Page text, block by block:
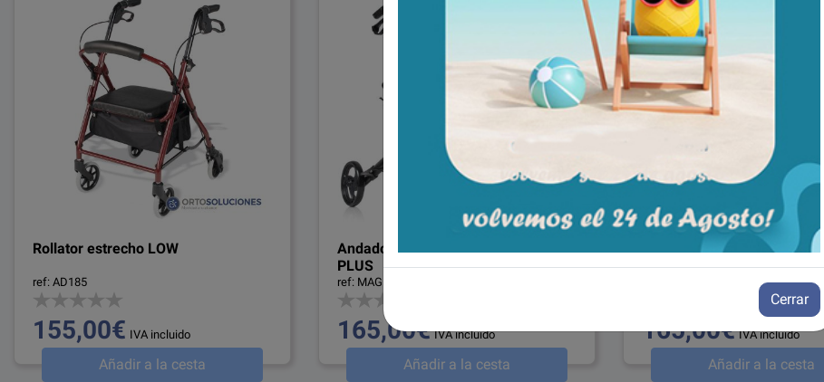
Rollator estrecho LOW
ref: AD185
155,00€ IVA incluido
Añadir a la cesta
Andador silla de ruedas MAGNUM
PLUS
ref: MAGNUM+
165,00€ IVA incluido
Añadir a la cesta
Rollator ligero TAIMA M-ECO
165,00€ IVA incluido
Añadir a la cesta
Cerrar